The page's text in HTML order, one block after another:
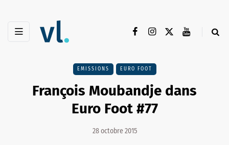
EMISSIONS EURO FOOT
François Moubandje dans
Euro Foot #77
28 octobre 2015